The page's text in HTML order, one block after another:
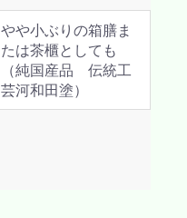
やや小ぶりの箱膳ま
たは茶櫃としても
（純国産品 伝統工
芸河和田塗）